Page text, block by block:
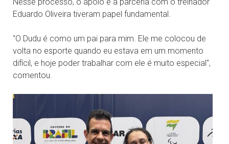
Nesse processo, o apoio e a parceria com o treinador
Eduardo Oliveira tiveram papel fundamental.
"O Dudu é como um pai para mim. Ele me colocou de
volta no esporte quando eu estava em um momento
difícil, e hoje poder trabalhar com ele é muito especial",
comentou.